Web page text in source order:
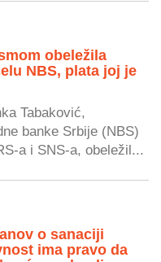
obeležila
NBS, plata joj je
Tabaković,
banke Srbije (NBS)
a i SNS-a, obeležil...
o sanaciji
ima pravo da